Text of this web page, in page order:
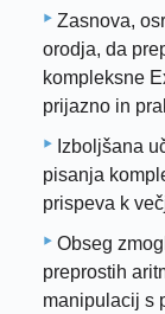
Zasnova,
orodja, da
kompleksne
prijazno in
Izboljšana
pisanja
prispeva k
Obseg
preprostih
manipulacij s